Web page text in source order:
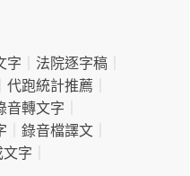
字 法院逐字稿
代跑統計推薦
音轉文字
錄音檔譯文
字